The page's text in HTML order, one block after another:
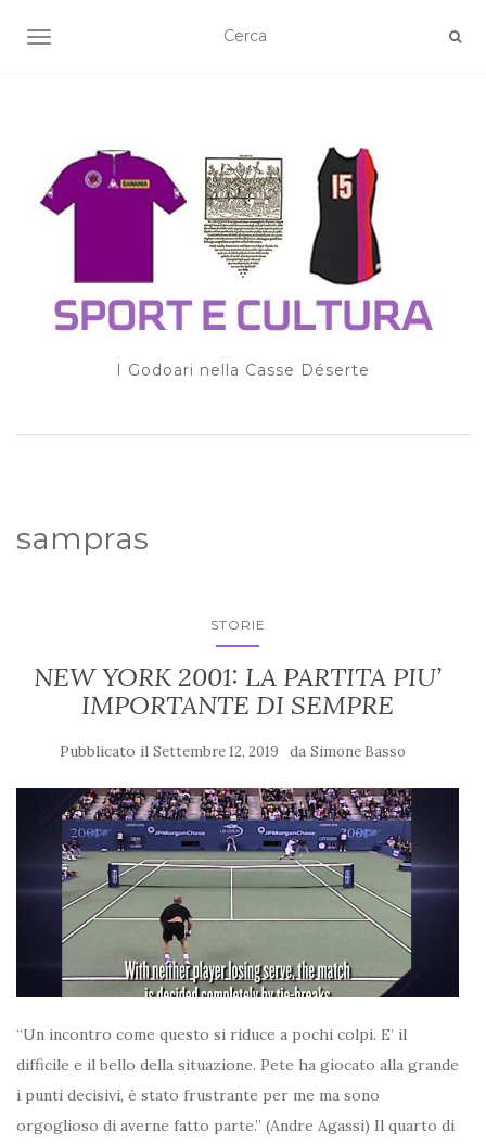
TOGGLE NAVIGATION
I Godoari nella Casse Déserte
sampras
STORIE
NEW YORK 2001: LA PARTITA PIU’
IMPORTANTE DI SEMPRE
Pubblicato il Settembre 12, 2019 da Simone Basso
“Un incontro come questo si riduce a pochi colpi. E’ il
difficile e il bello della situazione. Pete ha giocato alla grande
i punti decisivi, è stato frustrante per me ma sono
orgoglioso di averne fatto parte.” (Andre Agassi) Il quarto di